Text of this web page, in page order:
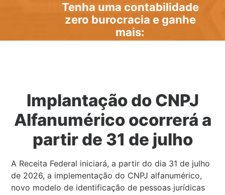
Tenha uma contabilidade
zero burocracia e ganhe
mais:
Implantação do CNPJ
Alfanumérico ocorrerá a
partir de 31 de julho
A Receita Federal iniciará, a partir do dia 31 de julho
de 2026, a implementação do CNPJ alfanumérico,
novo modelo de identificação de pessoas jurídicas